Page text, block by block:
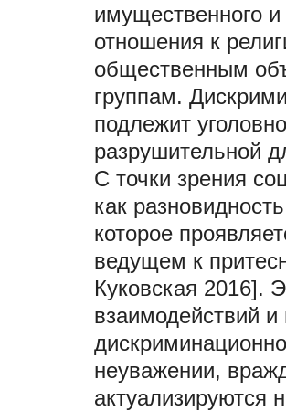
имущественного
отношения к
общественным
группам.
подлежит
разрушительной
С точки зрения
как
которое
ведущем к
Куковская 2016].
взаимодействий
неуважении,
актуализируются